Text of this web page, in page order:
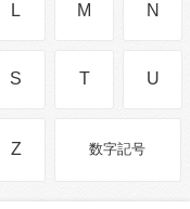
L M N
S T U
Z 数字記号